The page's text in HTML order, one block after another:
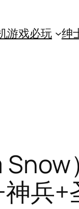
游戏必玩 绅
兵+